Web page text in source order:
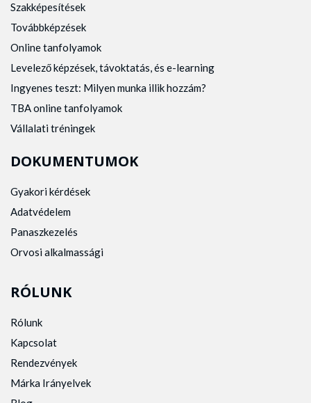
Szakképesítések
Továbbképzések
Online tanfolyamok
Levelező képzések, távoktatás, és e-learning
Ingyenes teszt: Milyen munka illik hozzám?
TBA online tanfolyamok
Vállalati tréningek
DOKUMENTUMOK
Gyakori kérdések
Adatvédelem
Panaszkezelés
Orvosi alkalmassági
RÓLUNK
Rólunk
Kapcsolat
Rendezvények
Márka Irányelvek